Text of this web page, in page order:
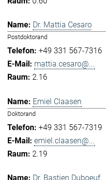
Dr. Mattia Cesaro
Postdoktorand
+49 331 567-7316
mattia.cesaro@...
2.16
Emiel Claasen
Doktorand
+49 331 567-7319
emiel.claasen@...
2.19
Dr. Bastien Duboeuf